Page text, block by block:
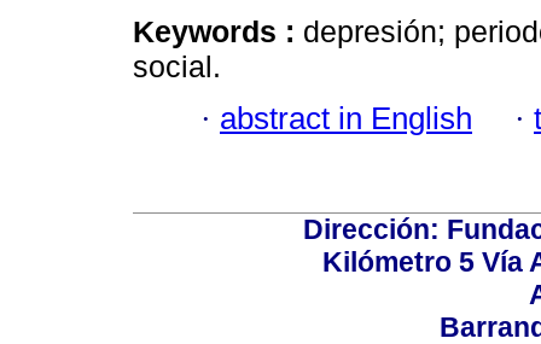
Keywords : depresión;
social.
· abstract in English ·
Dirección:
Kilómetro 5 Vía